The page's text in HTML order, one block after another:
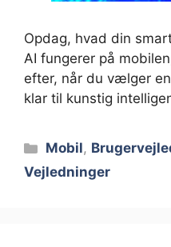
Opdag, hvad din
AI fungerer på
efter, når du vælger
klar til kunstig
Kategorier
Mobil,
Vejledninger